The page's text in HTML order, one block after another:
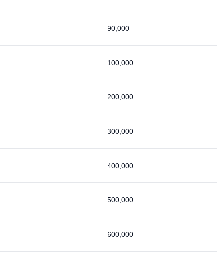
90,000
100,000
200,000
300,000
400,000
500,000
600,000